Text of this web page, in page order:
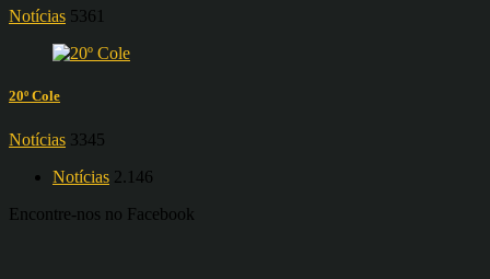
Notícias 5361
20º Cole
Notícias 3345
Notícias 2.146
Encontre-nos no Facebook